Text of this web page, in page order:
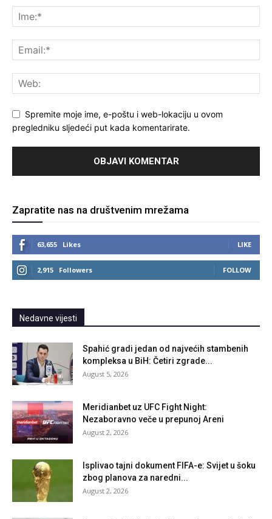
Spremite moje ime, e-poštu i web-lokaciju u ovom
pregledniku sljedeći put kada komentarirate.
Zapratite nas na društvenim mrežama
63,655 Likes LIKE
2,915 Followers FOLLOW
Nedavne vijesti
Spahić gradi jedan od najvećih stambenih
kompleksa u BiH: Četiri zgrade...
August 5, 2026
Meridianbet uz UFC Fight Night:
Nezaboravno veče u prepunoj Areni
August 2, 2026
Isplivao tajni dokument FIFA-e: Svijet u šoku
zbog planova za naredni...
August 2, 2026